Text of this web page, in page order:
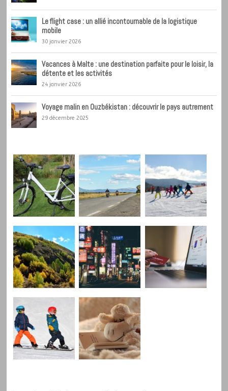
Le flight case : un allié incontournable de la logistique
mobile
30 janvier 2026
Vacances à Malte : une destination parfaite pour le loisir, la
détente et les activités
24 janvier 2026
Voyage malin en Ouzbékistan : découvrir le pays autrement
29 décembre 2025